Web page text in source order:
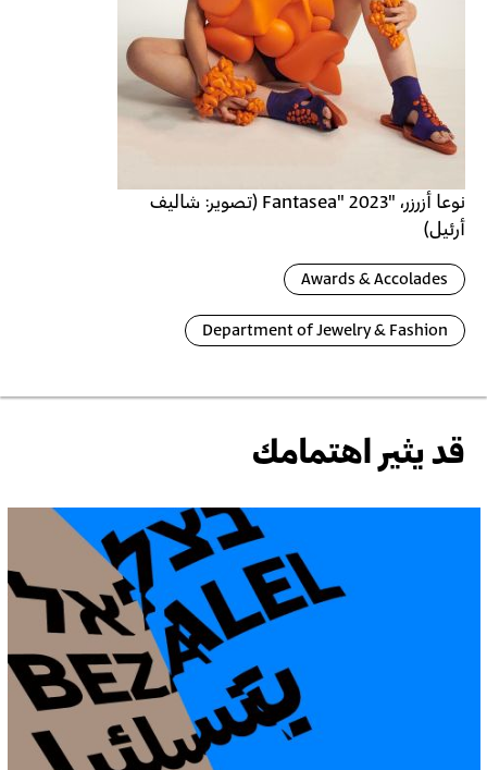
نوعا أزرزر، "Fantasea" 2023 (تصوير: شاليف
أرئيل)
Awards & Accolades
Department of Jewelry & Fashion
قد يثير اهتمامك